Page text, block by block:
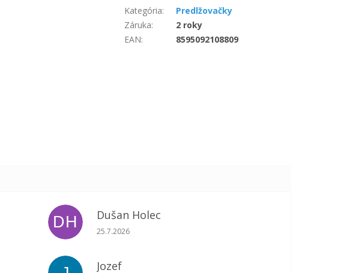
Kategória:
Predlžovačky
Záruka:
2 roky
EAN: 8595092108809
DH Dušan Holec
Hodnotenie obchodu je 5 z 5 hviezdičiek.
25.7.2026
Jozef